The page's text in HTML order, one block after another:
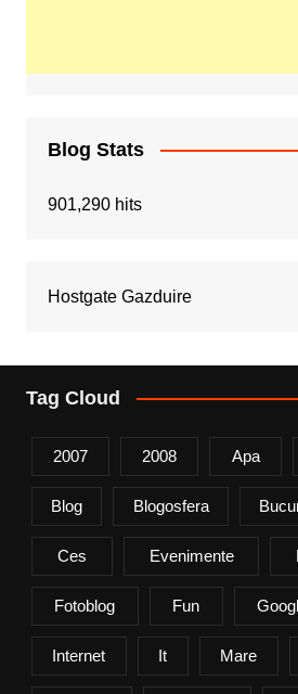
Blog Stats
901,290 hits
Hostgate Gazduire
Tag Cloud
2007 2008 Apa
Blog Blogosfera
Ces Evenimente
Fotoblog Fun
Internet It Mare